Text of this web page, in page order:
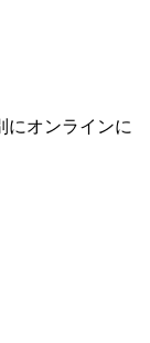
にオンラインに